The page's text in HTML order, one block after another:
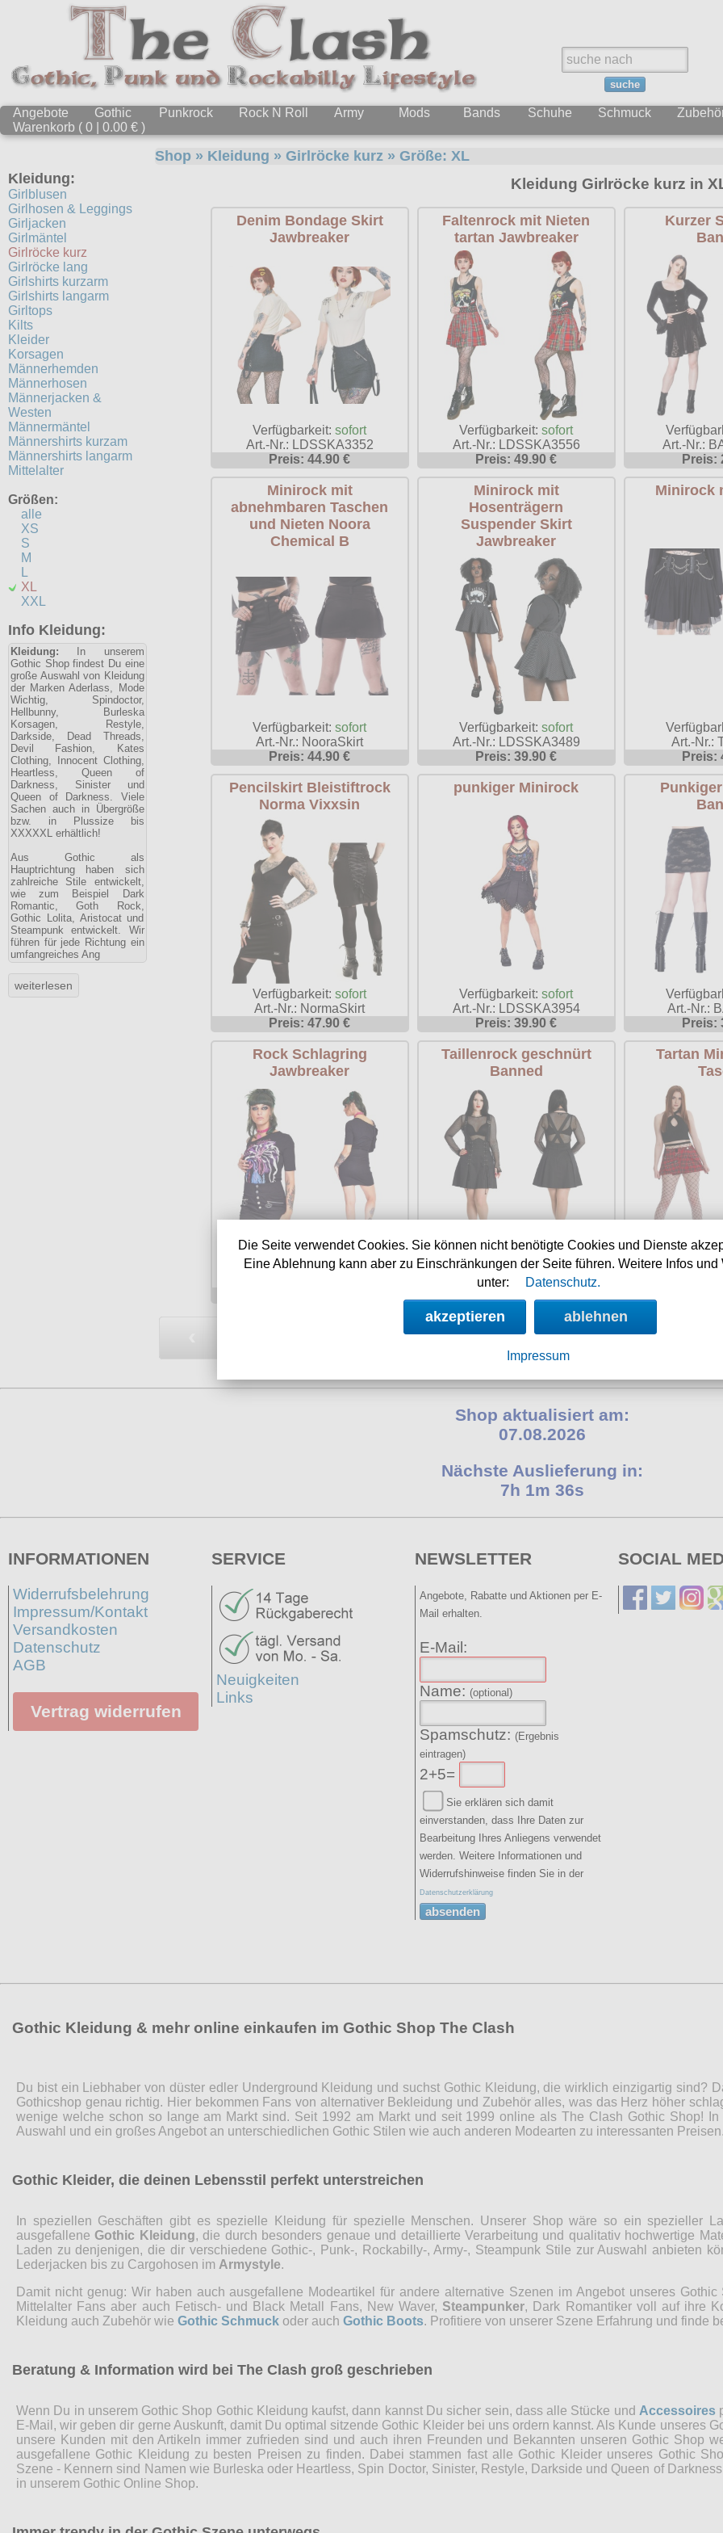
suche
Angebote Gothic Punkrock Rock N Roll Army Mods Bands Schuhe Schmuck
Warenkorb ( 0 | 0.00 € )
Kleidung:
Girlblusen
Girlhosen & Leggings
Girljacken
Girlmäntel
Girlröcke kurz
Girlröcke lang
Girlshirts kurzarm
Girlshirts langarm
Girltops
Kilts
Kleider
Korsagen
Männerhemden
Männerhosen
Männerjacken &
Westen
Männermäntel
Männershirts kurzam
Männershirts langarm
Mittelalter
Größen:
alle
XS
S
M
L
XL
XXL
Info Kleidung:
Kleidung: In unserem
Gothic Shop findest Du eine
große Auswahl von Kleidung
der Marken Aderlass, Mode
Wichtig, Spindoctor,
Hellbunny, Burleska
Korsagen, Restyle,
Darkside, Dead Threads,
Devil Fashion, Kates
Clothing, Innocent Clothing,
Heartless, Queen of
Darkness, Sinister und
Queen of Darkness. Viele
Sachen auch in Übergröße
bzw. in Plussize bis
XXXXXL erhältlich!
Aus Gothic als
Hauptrichtung haben sich
zahlreiche Stile entwickelt,
wie zum Beispiel Dark
Romantic, Goth Rock,
Gothic Lolita, Aristocat und
Steampunk entwickelt. Wir
führen für jede Richtung ein
umfangreiches Ang
Shop » Kleidung » Girlröcke kurz» Größe: XL
Kleidung Girlröcke kurz in
Denim Bondage Skirt
Jawbreaker
Verfügbarkeit:sofort
Art.-Nr.: LDSSKA3352
Preis: 44.90 €
Faltenrock mit Nieten
tartan Jawbreaker
Verfügbarkeit:sofort
Art.-Nr.: LDSSKA3556
Preis: 49.90 €
Kurzer
Art.-Nr.:
Preis:
Minirock mit
abnehmbaren Taschen
und Nieten Noora
Chemical B
Verfügbarkeit:sofort
Art.-Nr.: NooraSkirt
Preis: 44.90 €
Minirock mit
Hosenträgern
Suspender Skirt
Jawbreaker
Verfügbarkeit:sofort
Art.-Nr.: LDSSKA3489
Preis: 39.90 €
Minirock
Art.-Nr.:
Preis:
Pencilskirt Bleistiftrock
Norma Vixxsin
Verfügbarkeit:sofort
Art.-Nr.: NormaSkirt
Preis: 47.90 €
punkiger Minirock
Verfügbarkeit:sofort
Art.-Nr.: LDSSKA3954
Preis: 39.90 €
Art.-Nr.:
Preis:
Rock Schlagring
Jawbreaker
Verfügbarkeit: sofort
Taillenrock geschnürt
Banned
Verfügbarkeit: sofort
Art.-Nr.: BASK25375
Tartan
Shop aktualisiert am:
07.08.2026
Nächste Auslieferung in:
7h 1m 35s
INFORMATIONEN
Widerrufsbelehrung
Impressum/Kontakt
Versandkosten
Datenschutz
AGB
Vertrag widerrufen
SERVICE
Neuigkeiten
Links
NEWSLETTER
Angebote, Rabatte und Aktionen per E-
Mail erhalten.
E-Mail:
Name: (optional)
Spamschutz: (Ergebnis
eintragen)
2+5=
Sie erklären sich damit
einverstanden, dass Ihre Daten zur
Bearbeitung Ihres Anliegens verwendet
werden. Weitere Informationen und
Widerrufshinweise finden Sie in der
Datenschutzerklärung
absenden
SOCIAL
Gothic Kleidung & mehr online einkaufen im Gothic Shop The Clash
Du bist ein Liebhaber von düster edler Underground Kleidung und suchst Gothic Kleidung, die wirklich einzigartig sind?
Gothicshop genau richtig. Hier bekommen Fans von alternativer Bekleidung und Zubehör alles, was das Herz höher
wenige welche schon so lange am Markt sind. Seit 1992 am Markt und seit 1999 online als The Clash Gothic Shop!
Auswahl und ein großes Angebot an unterschiedlichen Gothic Stilen wie auch anderen Modearten zu interessanten
Gothic Kleider, die deinen Lebensstil perfekt unterstreichen
In speziellen Geschäften gibt es spezielle Kleidung für spezielle Menschen. Unserer Shop wäre so ein spezieller
ausgefallene Gothic Kleidung, die durch besonders genaue und detaillierte Verarbeitung und qualitativ hochwertige
Laden zu denjenigen, die dir verschiedene Gothic-, Punk-, Rockabilly-, Army-, Steampunk Stile zur Auswahl anbieten
Lederjacken bis zu Cargohosen im Armystyle.
Damit nicht genug: Wir haben auch ausgefallene Modeartikel für andere alternative Szenen im Angebot unseres
Mittelalter Fans aber auch Fetisch- und Black Metall Fans, New Waver, Steampunker, Dark Romantiker voll auf ihre
Kleidung auch Zubehör wie Gothic Schmuck oder auch Gothic Boots. Profitiere von unserer Szene Erfahrung und finde
Beratung & Information wird bei The Clash groß geschrieben
Wenn Du in unserem Gothic Shop Gothic Kleidung kaufst, dann kannst Du sicher sein, dass alle Stücke und Accessoires
E-Mail, wir geben dir gerne Auskunft, damit Du optimal sitzende Gothic Kleider bei uns ordern kannst. Als Kunde unseres
unsere Kunden mit den Artikeln immer zufrieden sind und auch ihren Freunden und Bekannten unseren Gothic Shop
ausgefallene Gothic Kleidung zu besten Preisen zu finden. Dabei stammen fast alle Gothic Kleider unseres Gothic
Szene - Kennern sind Namen wie Burleska oder Heartless, Spin Doctor, Sinister, Restyle, Darkside und Queen of
in unserem Gothic Online Shop.
Die Seite verwendet Cookies. Sie können nicht benötigte Cookies und Dienste
Eine Ablehnung kann aber zu Einschränkungen der Seite führen. Weitere Infos
unter:
Datenschutz.
akzeptieren ablehnen
Impressum